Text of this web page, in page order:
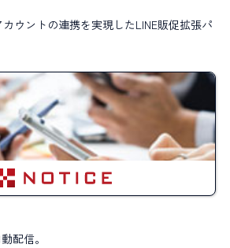
カウントの連携を実現したLINE販促拡張パ
配信。